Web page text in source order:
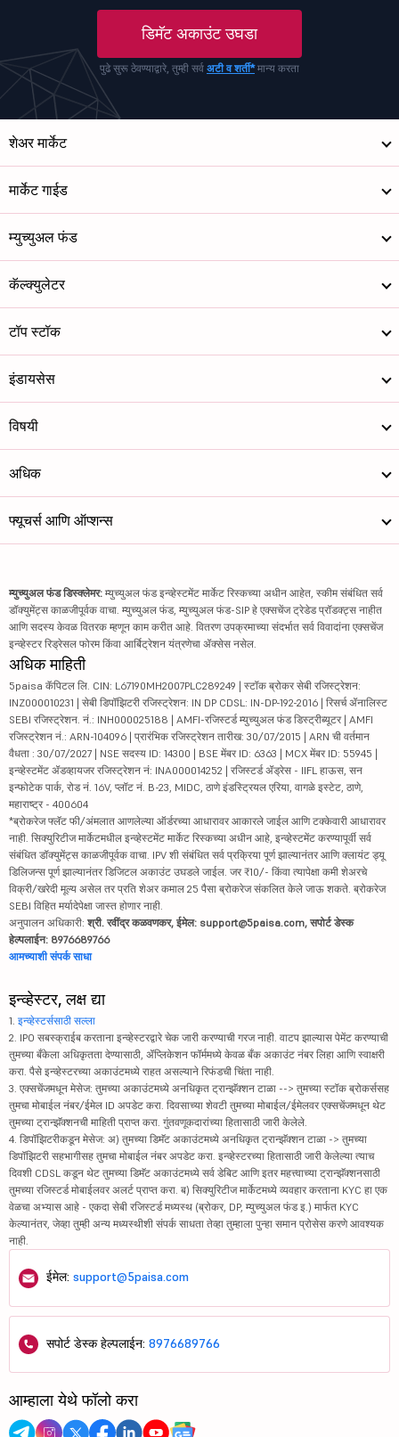
डिमॅट अकाउंट उघडा
पुढे सुरू ठेवण्याद्वारे, तुम्ही सर्व अटी व शर्ती*मान्य करता
शेअर मार्केट
मार्केट गाईड
म्युच्युअल फंड
कॅल्क्युलेटर
टॉप स्टॉक
इंडायसेस
विषयी
अधिक
फ्यूचर्स आणि ऑप्शन्स
म्युच्युअल फंड डिस्क्लेमर: म्युच्युअल फंड इन्व्हेस्टमेंट मार्केट रिस्कच्या अधीन आहेत, स्कीम संबंधित सर्व
डॉक्युमेंट्स काळजीपूर्वक वाचा. म्युच्युअल फंड, म्युच्युअल फंड-SIP हे एक्सचेंज ट्रेडेड प्रॉडक्ट्स नाहीत
आणि सदस्य केवळ वितरक म्हणून काम करीत आहे. वितरण उपक्रमाच्या संदर्भात सर्व विवादांना एक्सचेंज
इन्व्हेस्टर रिड्रेसल फोरम किंवा आर्बिट्रेशन यंत्रणेचा ॲक्सेस नसेल.
अधिक माहिती
5paisa कॅपिटल लि. CIN: L67190MH2007PLC289249 | स्टॉक ब्रोकर सेबी रजिस्ट्रेशन:
INZ000010231 | सेबी डिपॉझिटरी रजिस्ट्रेशन: IN DP CDSL: IN-DP-192-2016 | रिसर्च ॲनालिस्ट
SEBI रजिस्ट्रेशन. नं.: INH000025188 | AMFI-रजिस्टर्ड म्युच्युअल फंड डिस्ट्रीब्यूटर | AMFI
रजिस्ट्रेशन नं.: ARN-104096 | प्रारंभिक रजिस्ट्रेशन तारीख: 30/07/2015 | ARN ची वर्तमान
वैधता : 30/07/2027 | NSE सदस्य ID: 14300 | BSE मेंबर ID: 6363 | MCX मेंबर ID: 55945 |
इन्व्हेस्टमेंट ॲडव्हायजर रजिस्ट्रेशन नं: INA000014252 | रजिस्टर्ड ॲड्रेस - IIFL हाऊस, सन
इन्फोटेक पार्क, रोड नं. 16V, प्लॉट नं. B-23, MIDC, ठाणे इंडस्ट्रियल एरिया, वागळे इस्टेट, ठाणे,
महाराष्ट्र - 400604
*ब्रोकरेज फ्लॅट फी/अंमलात आणलेल्या ऑर्डरच्या आधारावर आकारले जाईल आणि टक्केवारी आधारावर
नाही. सिक्युरिटीज मार्केटमधील इन्व्हेस्टमेंट मार्केट रिस्कच्या अधीन आहे, इन्व्हेस्टमेंट करण्यापूर्वी सर्व
संबंधित डॉक्युमेंट्स काळजीपूर्वक वाचा. IPV शी संबंधित सर्व प्रक्रिया पूर्ण झाल्यानंतर आणि क्लायंट ड्यू
डिलिजन्स पूर्ण झाल्यानंतर डिजिटल अकाउंट उघडले जाईल. जर ₹10/- किंवा त्यापेक्षा कमी शेअरचे
विक्री/खरेदी मूल्य असेल तर प्रति शेअर कमाल 25 पैसा ब्रोकरेज संकलित केले जाऊ शकते. ब्रोकरेज
SEBI विहित मर्यादेपेक्षा जास्त होणार नाही.
अनुपालन अधिकारी: श्री. रवींद्र कळवणकर, ईमेल: support@5paisa.com, सपोर्ट डेस्क
हेल्पलाईन: 8976689766
आमच्याशी संपर्क साधा
इन्व्हेस्टर, लक्ष द्या
1. इन्व्हेस्टर्ससाठी सल्ला
2. IPO सबस्क्राईब करताना इन्व्हेस्टरद्वारे चेक जारी करण्याची गरज नाही. वाटप झाल्यास पेमेंट करण्याची
तुमच्या बँकेला अधिकृतता देण्यासाठी, ॲप्लिकेशन फॉर्ममध्ये केवळ बँक अकाउंट नंबर लिहा आणि स्वाक्षरी
करा. पैसे इन्व्हेस्टरच्या अकाउंटमध्ये राहत असल्याने रिफंडची चिंता नाही.
3. एक्सचेंजमधून मेसेज: तुमच्या अकाउंटमध्ये अनधिकृत ट्रान्झॅक्शन टाळा --> तुमच्या स्टॉक ब्रोकर्ससह
तुमचा मोबाईल नंबर/ईमेल ID अपडेट करा. दिवसाच्या शेवटी तुमच्या मोबाईल/ईमेलवर एक्सचेंजमधून थेट
तुमच्या ट्रान्झॅक्शनची माहिती प्राप्त करा. गुंतवणूकदारांच्या हितासाठी जारी केलेले.
4. डिपॉझिटरीकडून मेसेज: अ) तुमच्या डिमॅट अकाउंटमध्ये अनधिकृत ट्रान्झॅक्शन टाळा -> तुमच्या
डिपॉझिटरी सहभागीसह तुमचा मोबाईल नंबर अपडेट करा. इन्व्हेस्टरच्या हितासाठी जारी केलेल्या त्याच
दिवशी CDSL कडून थेट तुमच्या डिमॅट अकाउंटमध्ये सर्व डेबिट आणि इतर महत्त्वाच्या ट्रान्झॅक्शनसाठी
तुमच्या रजिस्टर्ड मोबाईलवर अलर्ट प्राप्त करा. ब) सिक्युरिटीज मार्केटमध्ये व्यवहार करताना KYC हा एक
वेळचा अभ्यास आहे - एकदा सेबी रजिस्टर्ड मध्यस्थ (ब्रोकर, DP, म्युच्युअल फंड इ.) मार्फत KYC
केल्यानंतर, जेव्हा तुम्ही अन्य मध्यस्थीशी संपर्क साधता तेव्हा तुम्हाला पुन्हा समान प्रोसेस करणे आवश्यक
नाही.
ईमेल: support@5paisa.com
सपोर्ट डेस्क हेल्पलाईन: 8976689766
आम्हाला येथे फॉलो करा